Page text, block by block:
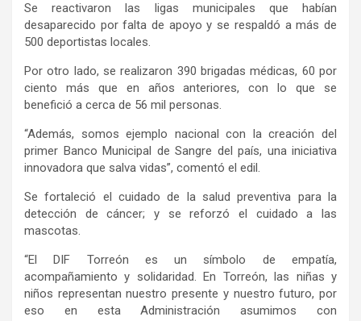
Se reactivaron las ligas municipales que habían
desaparecido por falta de apoyo y se respaldó a más de
500 deportistas locales.
Por otro lado, se realizaron 390 brigadas médicas, 60 por
ciento más que en años anteriores, con lo que se
benefició a cerca de 56 mil personas.
“Además, somos ejemplo nacional con la creación del
primer Banco Municipal de Sangre del país, una iniciativa
innovadora que salva vidas”, comentó el edil.
Se fortaleció el cuidado de la salud preventiva para la
detección de cáncer; y se reforzó el cuidado a las
mascotas.
“El DIF Torreón es un símbolo de empatía,
acompañamiento y solidaridad. En Torreón, las niñas y
niños representan nuestro presente y nuestro futuro, por
eso en esta Administración asumimos con